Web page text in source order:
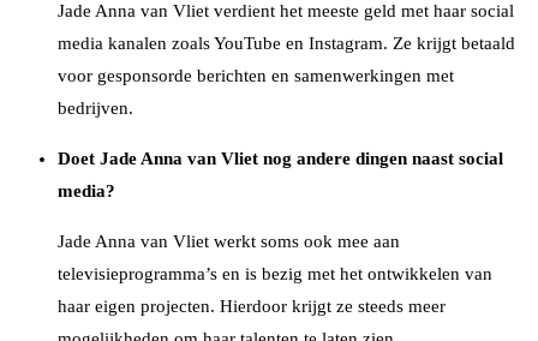
Jade Anna van Vliet verdient het meeste geld met haar social
media kanalen zoals YouTube en Instagram. Ze krijgt betaald
voor gesponsorde berichten en samenwerkingen met
bedrijven.
Doet Jade Anna van Vliet nog andere dingen naast social
media?
Jade Anna van Vliet werkt soms ook mee aan
televisieprogramma’s en is bezig met het ontwikkelen van
haar eigen projecten. Hierdoor krijgt ze steeds meer